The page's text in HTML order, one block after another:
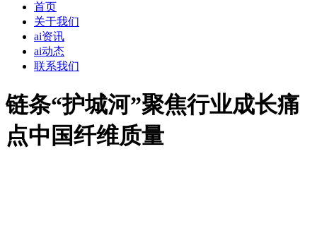
首页
关于我们
ai资讯
ai动态
联系我们
链条“护城河”聚焦行业成长痛
点中国纤维质量